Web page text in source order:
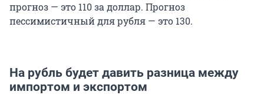
прогноз — это 110 за доллар. Прогноз
пессимистичный для рубля — это 130.
На рубль будет давить разница между
импортом и экспортом